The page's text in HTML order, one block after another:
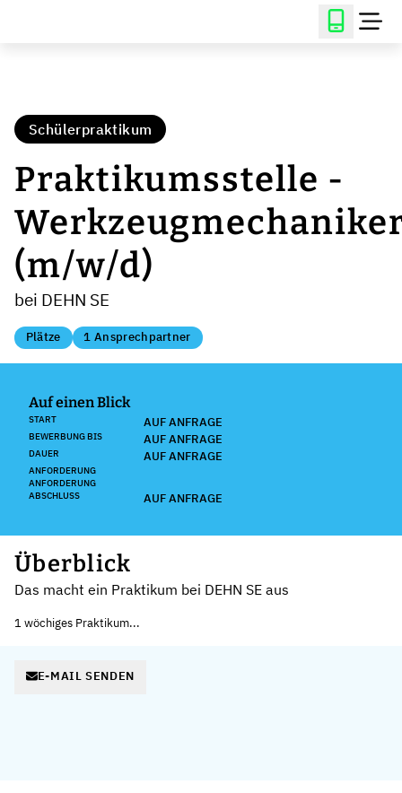
Schülerpraktikum
Praktikumsstelle -
(m/w/d)
bei DEHN SE
Plätze 1 Ansprechpartner
Auf einen Blick
START AUF ANFRAGE
BEWERBUNG BIS AUF ANFRAGE
DAUER AUF ANFRAGE
ANFORDERUNG
ANFORDERUNG
ABSCHLUSS
AUF ANFRAGE
Überblick
Das macht ein Praktikum bei DEHN SE aus
1 wöchiges Praktikum...
E-MAIL SENDEN